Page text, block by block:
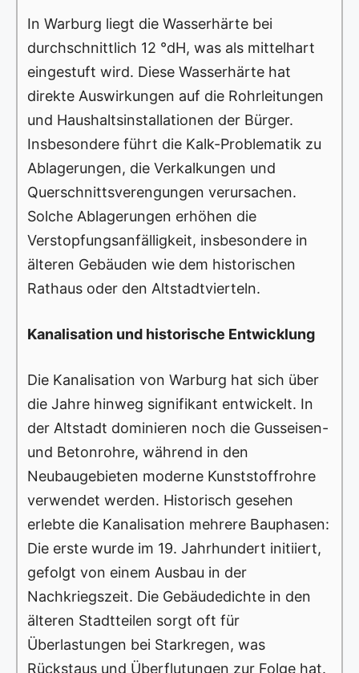
In Warburg liegt die Wasserhärte bei
durchschnittlich 12 °dH, was als mittelhart
eingestuft wird. Diese Wasserhärte hat
direkte Auswirkungen auf die Rohrleitungen
und Haushaltsinstallationen der Bürger.
Insbesondere führt die Kalk-Problematik zu
Ablagerungen, die Verkalkungen und
Querschnittsverengungen verursachen.
Solche Ablagerungen erhöhen die
Verstopfungsanfälligkeit, insbesondere in
älteren Gebäuden wie dem historischen
Rathaus oder den Altstadtvierteln.
Kanalisation und historische Entwicklung
Die Kanalisation von Warburg hat sich über
die Jahre hinweg signifikant entwickelt. In
der Altstadt dominieren noch die Gusseisen-
und Betonrohre, während in den
Neubaugebieten moderne Kunststoffrohre
verwendet werden. Historisch gesehen
erlebte die Kanalisation mehrere Bauphasen:
Die erste wurde im 19. Jahrhundert initiiert,
gefolgt von einem Ausbau in der
Nachkriegszeit. Die Gebäudedichte in den
älteren Stadtteilen sorgt oft für
Überlastungen bei Starkregen, was
Rückstaus und Überflutungen zur Folge hat.